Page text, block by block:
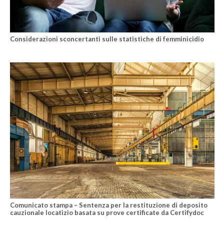
Considerazioni sconcertanti sulle statistiche di femminicidio
Comunicato stampa – Sentenza per la restituzione di deposito
cauzionale locatizio basata su prove certificate da Certifydoc